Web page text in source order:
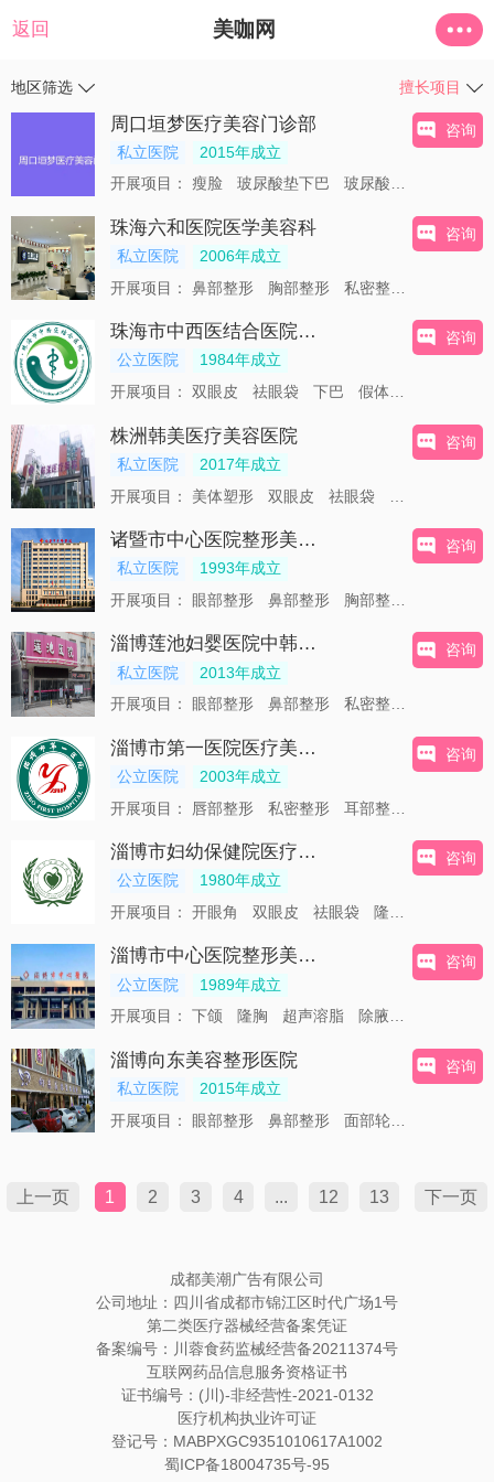
返回 美咖网
地区筛选 擅长项目
周口垣梦医疗美容门诊部
私立医院
2015年成立
开展项目：
瘦脸 玻尿酸垫下巴 玻尿酸丰额头
咨询
珠海六和医院医学美容科
私立医院
2006年成立
开展项目：
鼻部整形 胸部整形 私密整形
咨询
珠海市中西医结合医院整形美容外科
公立医院
1984年成立
开展项目：
双眼皮 祛眼袋 下巴 假体丰太阳穴
咨询
株洲韩美医疗美容医院
私立医院
2017年成立
开展项目：
美体塑形 双眼皮 祛眼袋
咨询
诸暨市中心医院整形美容科
私立医院
1993年成立
开展项目：
眼部整形 鼻部整形 胸部整形
咨询
淄博莲池妇婴医院中韩整形美容中心
私立医院
2013年成立
开展项目：
眼部整形 鼻部整形 私密整形
咨询
淄博市第一医院医疗美容科
公立医院
2003年成立
开展项目：
唇部整形 私密整形 耳部整形
咨询
淄博市妇幼保健院医疗美容科
公立医院
1980年成立
开展项目：
开眼角 双眼皮 祛眼袋 隆鼻
咨询
淄博市中心医院整形美容烧伤外科
公立医院
1989年成立
开展项目：
下颌 隆胸 超声溶脂 除腋臭
咨询
淄博向东美容整形医院
私立医院
2015年成立
开展项目：
眼部整形 鼻部整形 面部轮廓
咨询
上一页 1 2 3 4 ... 12 13 下一页
成都美潮广告有限公司
公司地址：四川省成都市锦江区时代广场1号
第二类医疗器械经营备案凭证
备案编号：川蓉食药监械经营备20211374号
互联网药品信息服务资格证书
证书编号：(川)-非经营性-2021-0132
医疗机构执业许可证
登记号：MABPXGC9351010617A1002
蜀ICP备18004735号-95